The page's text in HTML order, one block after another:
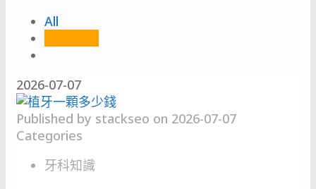
All
2026-07-07
Published by stackseo on 2026-07-07
Categories
牙科知識